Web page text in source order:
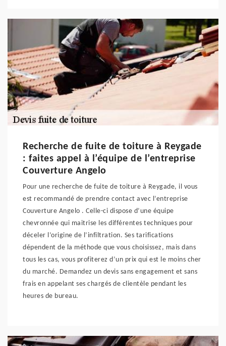
Recherche de fuite de toiture à Reygade
: faites appel à l’équipe de l’entreprise
Couverture Angelo
Pour une recherche de fuite de toiture à Reygade, il vous
est recommandé de prendre contact avec l’entreprise
Couverture Angelo . Celle-ci dispose d’une équipe
chevronnée qui maitrise les différentes techniques pour
déceler l’origine de l’infiltration. Ses tarifications
dépendent de la méthode que vous choisissez, mais dans
tous les cas, vous profiterez d’un prix qui est le moins cher
du marché. Demandez un devis sans engagement et sans
frais en appelant ses chargés de clientèle pendant les
heures de bureau.